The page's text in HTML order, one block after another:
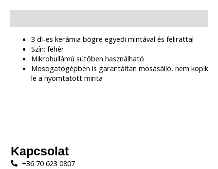
3 dl-es kerámia bögre egyedi mintával és felirattal
Szín: fehér
Mikrohullámú sütőben használható
Mosogatógépben is garantáltan mosásálló, nem kopik
le a nyomtatott minta
Kapcsolat
+36 70 623 0807